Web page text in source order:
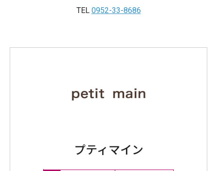
TEL 0952-33-8686
プティマイン